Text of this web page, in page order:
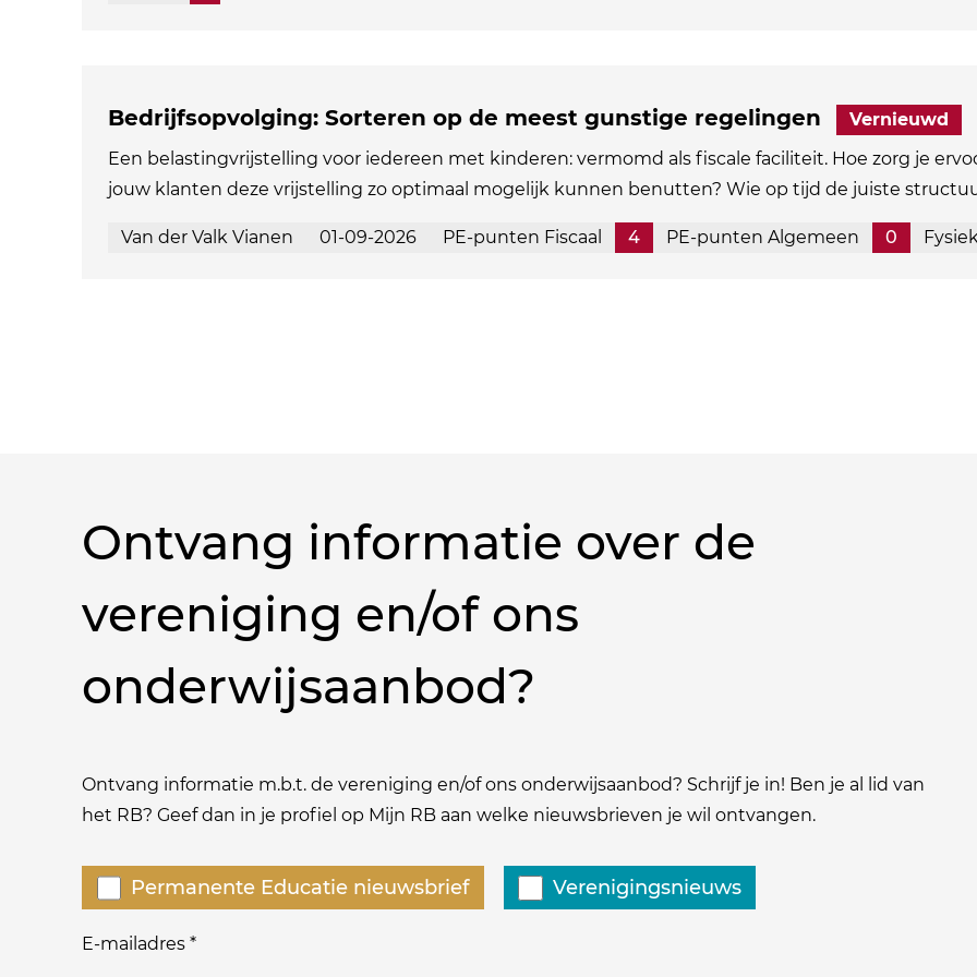
Bedrijfsopvolging: Sorteren op de meest gunstige regelingen
Vernieuwd
Een belastingvrijstelling voor iedereen met kinderen: vermomd als fiscale faciliteit. Hoe zorg je
jouw klanten deze vrijstelling zo optimaal mogelijk kunnen benutten? Wie op tijd de juiste
Van der Valk Vianen 01-09-2026 PE-punten Fiscaal 4 PE-punten Algemeen 0
Ontvang informatie over de
vereniging en/of ons
onderwijsaanbod?
Ontvang informatie m.b.t. de vereniging en/of ons onderwijsaanbod? Schrijf je in! Ben je al lid van
het RB? Geef dan in je profiel op Mijn RB aan welke nieuwsbrieven je wil ontvangen.
E-mailadres *
Welke
nieuwsbrieven
zou
Permanente Educatie nieuwsbrief Verenigingsnieuws